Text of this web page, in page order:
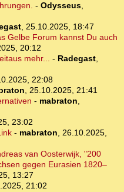
- Odysseus,
, 25.10.2025, 18:47
Gelbe Forum kannst Du auch
20:12
mehr... - Radegast,
22:08
, 25.10.2025, 21:41
- mabraton,
23:02
- mabraton, 26.10.2025,
van Oosterwijk, "200
gegen Eurasien 1820–
13:27
21:02